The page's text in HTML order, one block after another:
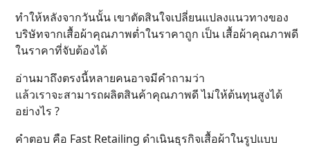
ทำให้หลังจากวันนั้น เขาตัดสินใจเปลี่ยนแปลงแนวทางของ
บริษัทจากเสื้อผ้าคุณภาพต่ำในราคาถูก เป็น เสื้อผ้าคุณภาพดี
ในราคาที่จับต้องได้
อ่านมาถึงตรงนี้หลายคนอาจมีคำถามว่า
แล้วเราจะสามารถผลิตสินค้าคุณภาพดี ไม่ให้ต้นทุนสูงได้
อย่างไร ?
คำตอบ คือ Fast Retailing ดำเนินธุรกิจเสื้อผ้าในรูปแบบ